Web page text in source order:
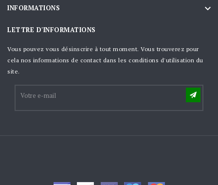
INFORMATIONS 
LETTRE D'INFORMATIONS
Vous pouvez vous désinscrire à tout moment. Vous trouverez pour
cela nos informations de contact dans les conditions d'utilisation du
site.